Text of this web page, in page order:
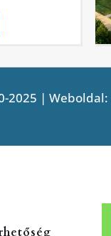
2025 | Weboldal: